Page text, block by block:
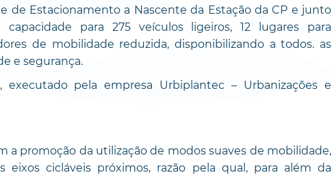
de Estacionamento a Nascente da Estação da CP e junto
para 275 veículos ligeiros, 12 lugares para
de mobilidade reduzida, disponibilizando a todos. as
e segurança.
pela empresa Urbiplantec – Urbanizações e
a promoção da utilização de modos suaves de mobilidade,
cicláveis próximos, razão pela qual, para além da